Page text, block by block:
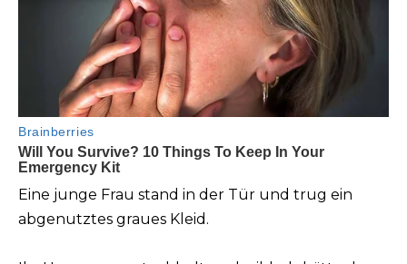
Eine junge Frau stand in der Tür und trug ein
abgenutztes graues Kleid.